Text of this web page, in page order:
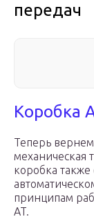
передач
Коробка
Теперь
механическая
коробка
принципам
AT.